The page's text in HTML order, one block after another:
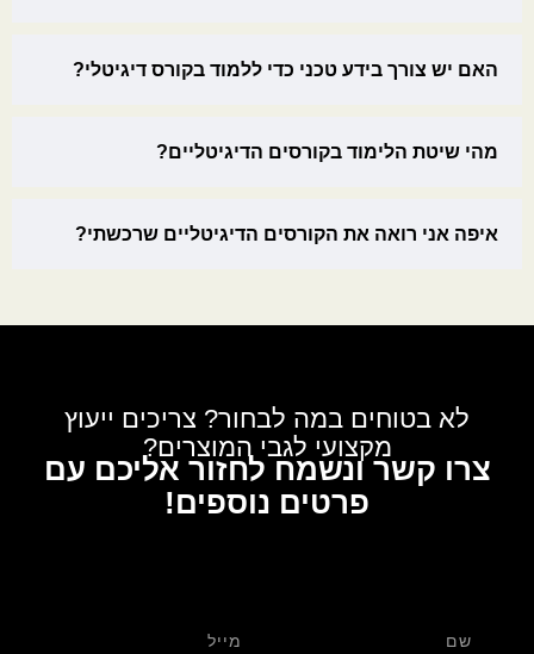
האם יש צורך בידע טכני כדי ללמוד בקורס דיגיטלי?
מהי שיטת הלימוד בקורסים הדיגיטליים?
איפה אני רואה את הקורסים הדיגיטליים שרכשתי?
לא בטוחים במה לבחור? צריכים ייעוץ
מקצועי לגבי המוצרים?
צרו קשר ונשמח לחזור אליכם עם
פרטים נוספים!